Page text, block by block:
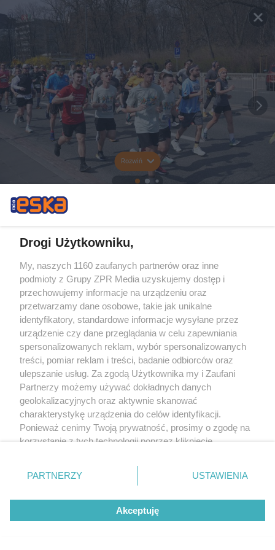
Rozwiń
Drogi Użytkowniku,
My, naszych 1160 zaufanych partnerów oraz inne
podmioty z Grupy ZPR Media uzyskujemy dostęp i
przechowujemy informacje na urządzeniu oraz
przetwarzamy dane osobowe, takie jak unikalne
identyfikatory, standardowe informacje wysyłane przez
urządzenie czy dane przeglądania w celu zapewniania
spersonalizowanych reklam, wybór spersonalizowanych
treści, pomiar reklam i treści, badanie odbiorców oraz
ulepszanie usług. Za zgodą Użytkownika my i Zaufani
Partnerzy możemy używać dokładnych danych
geolokalizacyjnych oraz aktywnie skanować
charakterystykę urządzenia do celów identyfikacji.
Ponieważ cenimy Twoją prywatność, prosimy o zgodę na
korzystanie z tych technologii poprzez kliknięcie
zmienić/wycofać klikając przycisk ustawień prywatności
znajdujący się w lewym dolnym rogu strony
rodzaje przetwarzania danych nie wymagają zgody
użytkownika, ale masz prawo sprzeciwić się takiemu
przetwarzaniu. Preferencje będą miały zastosowanie tylko
PARTNERZY USTAWIENIA
Akceptuję